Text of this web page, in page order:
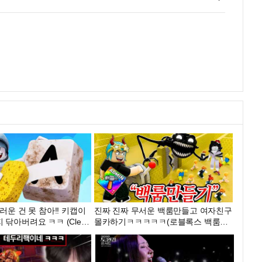
운 건 못 참아!! 키캡이
닦아버려요 ㅋㅋ (Clean
- 민또 경또 -
진짜 진짜 무서운 백룸만들고 여자친구
몰카하기ㅋㅋㅋㅋㅋ(로블록스 백룸만
들기)